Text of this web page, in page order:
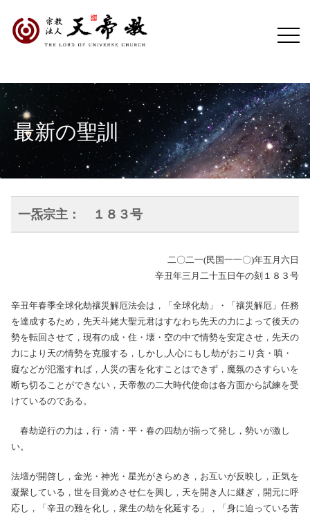
最新の聖訓
一炁宗主： １８３号
二〇二一(民国一一〇)年五月六日
辛丑年三月二十五日午の刻１８３号
辛丑年春季全球化劫禳災解厄法会は，「全球化劫」・「禳災解厄」任務
を達成するため，先天斗姥大聖元君はすなわち先天の力によって後天の
勢を転回させて，現有の成・住・壊・空の中で情勢を安定させ，先天の
力により天の情勢を克服する，しかし,人心にもし劫がおこり貪・嗔・
癡などが氾濫すれば，人災の害を化すことはできず，魔氛のさすらいを
断ち切ることができない，天帝教の二大時代使命は各方面から試練を受
けているのである。
春劫逆行の力は，行・清・平・春の四劫が揃って発し，勢いが激し
い。
法壇が開啓し，金光・神光・星光がきらめき，お互いが反映し，正気を
凝聚している，世を目覚めさせ仁を興し，天を開き人に継ぎ，開元に呼
応し，「辛丑の難を化し，衆生の劫を化延する」，「身に迫っている苦